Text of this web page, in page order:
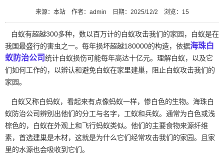
来源：本站 作者：admin 日期：2025/12/2 浏览： 15
白蚁有超越300多种，数以百万计的白蚁攻击我们的家园，白蚁是在
我国最盛行的害虫之一。每年损坏超越180000的构造，依据海珠白
蚁防治公司统计白蚁损伤可能每年高达十亿元。理解白蚁，以及它
们如何工作的，以辨认和避免白蚁在家里建巢，阻止白蚁攻击我们的
家园。
白蚁又称白蚂蚁，看起来有点像蚂蚁一样，惨白色的生物。海珠白
蚁防治公司辨别出他们的分工与名字，工蚁和兵蚁。通常为白色或浅
棕色的，白蚁在外观上和飞行蚂蚁类似。他们的主要食物来源纤维
素，首选建巢是木材，这就是为什么它们经常攻击我们的家园。且家
里的水源也会吸收到它们。